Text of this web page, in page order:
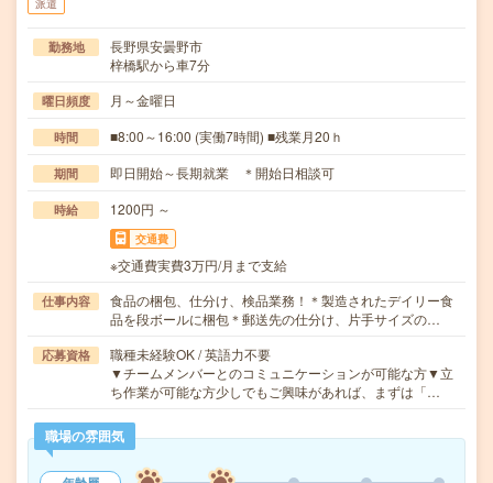
派遣
勤務地
長野県安曇野市
梓橋駅から車7分
曜日頻度 月～金曜日
時間 ■8:00～16:00 (実働7時間) ■残業月20ｈ
期間 即日開始～長期就業 ＊開始日相談可
時給 1200円 ～
交通費
※交通費実費3万円/月まで支給
仕事内容
食品の梱包、仕分け、検品業務！＊製造されたデイリー食
品を段ボールに梱包＊郵送先の仕分け、片手サイズの…
応募資格
職種未経験OK / 英語力不要
▼チームメンバーとのコミュニケーションが可能な方▼立
ち作業が可能な方少しでもご興味があれば、まずは「…
職場の雰囲気